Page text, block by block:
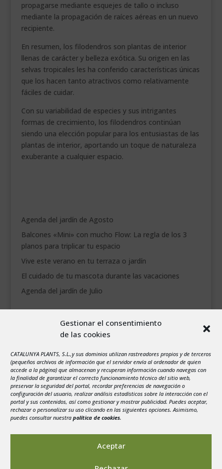
Gestionar el consentimiento
de las cookies
CATALUNYA PLANTS, S.L.,y sus dominios utilizan rastreadores propios y de terceros
(pequeños archivos de información que el servidor envía al ordenador de quien
accede a la página) que almacenan y recuperan información cuando navegas con
la finalidad de garantizar el correcto funcionamiento técnico del sitio web,
preservar la seguridad del portal, recordar preferencias de navegación o
configuración del usuario, realizar análisis estadísticos sobre la interacción con el
portal y sus contenidos, así como gestionar y mostrar publicidad. Puedes aceptar,
rechazar o personalizar su uso clicando en las siguientes opciones. Asimismo,
puedes consultar nuestra política de cookies.
Aceptar
propagarse mediante esquejes de tallo o incluso
mediante la propagación de raíces aéreas en un nuevo
recipiente.
En resumen, los filodendros son plantas de interior
llenas de carácter y belleza exótica. Su origen en las
selvas tropicales les ha conferido características únicas
que los hacen tanto atractivos como relativamente
fáciles de cuidar.
Con su variabilidad de especies y sus intrigantes
formas de crecimiento, los filodendros continúan
siendo una elección popular para los entusiastas de las
plantas de interior, aportando un toque de naturaleza
exuberante a cualquier espacio.
Agenda del jardín de Agosto
Balcones «Mini» con mucho Flow: La regla de los 3
planos para triplicar tu espacio
Vive este verano en tu terraza o jardín
El cuidado de tu mascota durante las vacaciones
Agenda del jardín de Julio
X J V S
3
4 5 6 7 8
9
10
11 12 13 14 15
16
17
18 19 20 21 22
23
24
25 26 27 28 29
30
31